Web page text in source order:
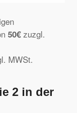
50€ zuzgl.
MWSt.
2 in der